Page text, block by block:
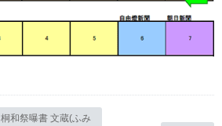
桐和祭曝書 文蔵(ふみ